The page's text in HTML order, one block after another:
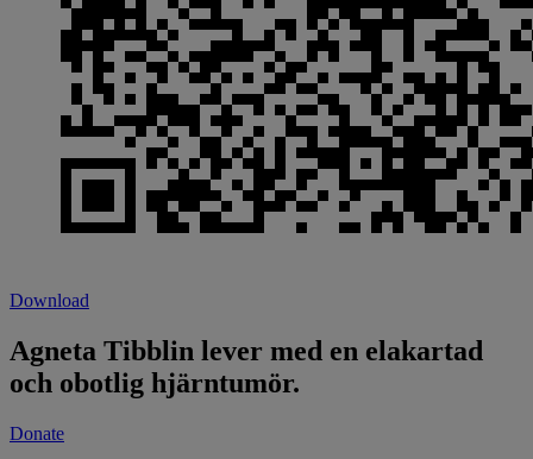
Download
Agneta Tibblin lever med en elakartad
och obotlig hjärntumör.
Donate